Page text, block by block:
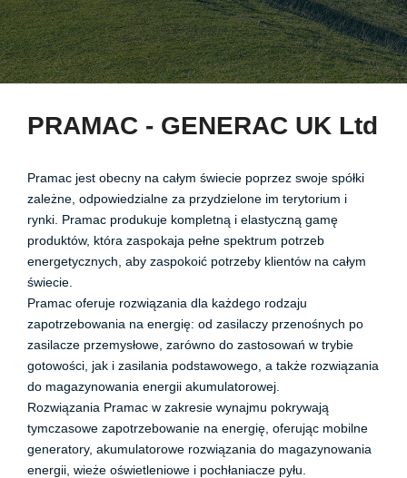
PRAMAC - GENERAC UK Ltd
Pramac jest obecny na całym świecie poprzez swoje spółki
zależne, odpowiedzialne za przydzielone im terytorium i
rynki. Pramac produkuje kompletną i elastyczną gamę
produktów, która zaspokaja pełne spektrum potrzeb
energetycznych, aby zaspokoić potrzeby klientów na całym
świecie.
Pramac oferuje rozwiązania dla każdego rodzaju
zapotrzebowania na energię: od zasilaczy przenośnych po
zasilacze przemysłowe, zarówno do zastosowań w trybie
gotowości, jak i zasilania podstawowego, a także rozwiązania
do magazynowania energii akumulatorowej.
Rozwiązania Pramac w zakresie wynajmu pokrywają
tymczasowe zapotrzebowanie na energię, oferując mobilne
generatory, akumulatorowe rozwiązania do magazynowania
energii, wieże oświetleniowe i pochłaniacze pyłu.